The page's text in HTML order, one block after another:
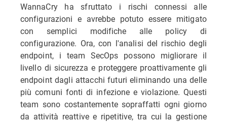
WannaCry ha sfruttato i rischi connessi alle
configurazioni e avrebbe potuto essere mitigato
con semplici modifiche alle policy di
configurazione. Ora, con l'analisi del rischio degli
endpoint, i team SecOps possono migliorare il
livello di sicurezza e proteggere proattivamente gli
endpoint dagli attacchi futuri eliminando una delle
più comuni fonti di infezione e violazione. Questi
team sono costantemente sopraffatti ogni giorno
da attività reattive e ripetitive, tra cui la gestione